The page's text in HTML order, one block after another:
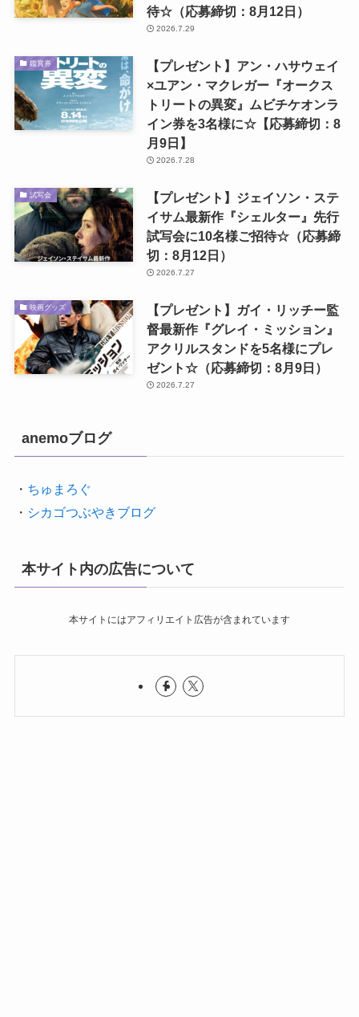
待☆（応募締切：8月12日）
2026.7.29
鑑賞券
【プレゼント】アン・ハサウェイ
×ユアン・マクレガー『オークス
トリートの異変』ムビチケオンラ
イン券を3名様に☆【応募締切：8
月9日】
2026.7.28
試写会
【プレゼント】ジェイソン・ステ
イサム最新作『シェルター』先行
試写会に10名様ご招待☆（応募締
切：8月12日）
2026.7.27
映画グッズ
【プレゼント】ガイ・リッチー監
督最新作『グレイ・ミッション』
アクリルスタンドを5名様にプレ
ゼント☆（応募締切：8月9日）
2026.7.27
anemoブログ
・ ちゅまろぐ
・ シカゴつぶやきブログ
本サイト内の広告について
本サイトにはアフィリエイト広告が含まれています